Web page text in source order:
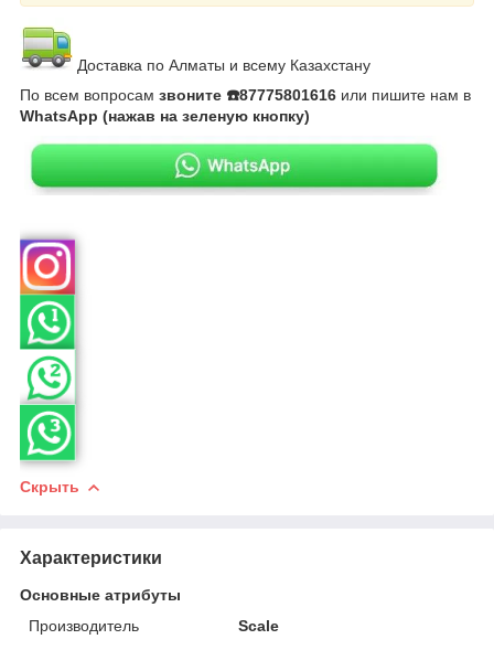
Доставка по Алматы и всему Казахстану
По всем вопросам звоните ☎️87775801616 или пишите нам в
WhatsApp (нажав на зеленую кнопку)
Скрыть
Характеристики
Основные атрибуты
Производитель
Scale